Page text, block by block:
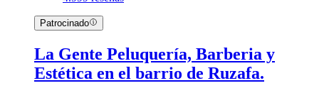
Patrocinado
La Gente Peluquería, Barberia y
Estética en el barrio de Ruzafa.